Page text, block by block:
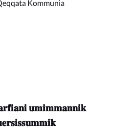
Kommunia
𝐮𝐦𝐢𝐦𝐦𝐚𝐧𝐧𝐢𝐤